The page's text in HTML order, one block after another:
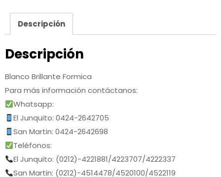
Descripción
Descripción
Blanco Brillante Formica
Para más información contáctanos:
Whatsapp:
El Junquito: 0424-2642705
San Martin: 0424-2642698
Teléfonos:
El Junquito: (0212)-4221881/4223707/4222337
San Martin: (0212)-4514478/4520100/4522119